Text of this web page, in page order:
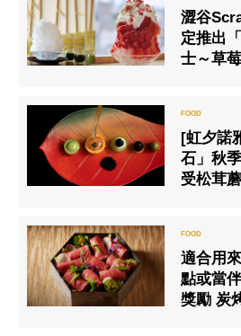
澀谷
定推出
士～草
[虹夕諾
石」秋
受松茸
適合用
點或當
獎勵 炭